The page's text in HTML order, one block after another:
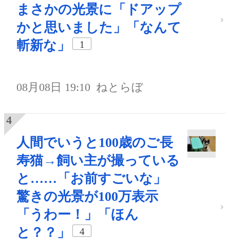
まさかの光景に「ドアップ
かと思いました」「なんて
斬新な」
1
08月08日 19:10 ねとらぼ
人間でいうと100歳のご長
寿猫→飼い主が撮っている
と……「お前すごいな」
驚きの光景が100万表示
「うわー！」「ほん
と？？」
4